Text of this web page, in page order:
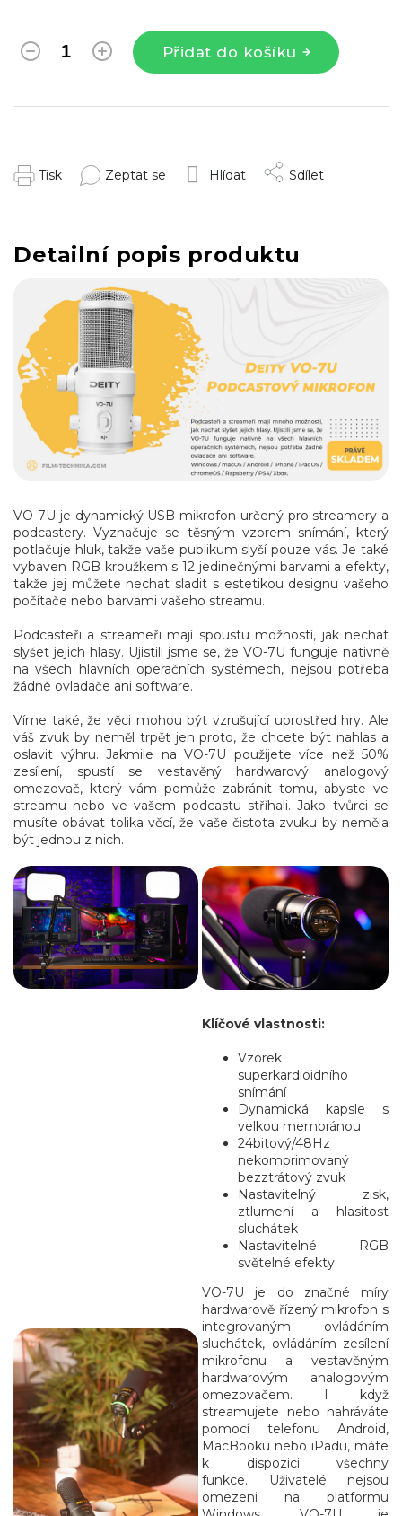
Přidat do košíku
Tisk Zeptat se Hlídat Sdílet
Detailní popis produktu
VO-7U je dynamický USB mikrofon určený pro streamery a
podcastery. Vyznačuje se těsným vzorem snímání, který
potlačuje hluk, takže vaše publikum slyší pouze vás. Je také
vybaven RGB kroužkem s 12 jedinečnými barvami a efekty,
takže jej můžete nechat sladit s estetikou designu vašeho
počítače nebo barvami vašeho streamu.
Podcasteři a streameři mají spoustu možností, jak nechat
slyšet jejich hlasy. Ujistili jsme se, že VO-7U funguje nativně
na všech hlavních operačních systémech, nejsou potřeba
žádné ovladače ani software.
Víme také, že věci mohou být vzrušující uprostřed hry. Ale
váš zvuk by neměl trpět jen proto, že chcete být nahlas a
oslavit výhru. Jakmile na VO-7U použijete více než 50%
zesílení, spustí se vestavěný hardwarový analogový
omezovač, který vám pomůže zabránit tomu, abyste ve
streamu nebo ve vašem podcastu stříhali. Jako tvůrci se
musíte obávat tolika věcí, že vaše čistota zvuku by neměla
být jednou z nich.
Klíčové vlastnosti:
Vzorek
superkardioidního
snímání
Dynamická kapsle s
velkou membránou
24bitový/48Hz
nekomprimovaný
bezztrátový zvuk
Nastavitelný zisk,
ztlumení a hlasitost
sluchátek
Nastavitelné RGB
světelné efekty
VO-7U je do značné míry
hardwarově řízený mikrofon s
integrovaným ovládáním
sluchátek, ovládáním zesílení
mikrofonu a vestavěným
hardwarovým analogovým
omezovačem.
I když
streamujete nebo nahráváte
pomocí telefonu Android,
MacBooku nebo iPadu, máte
k dispozici všechny
funkce.
Uživatelé nejsou
omezeni na platformu